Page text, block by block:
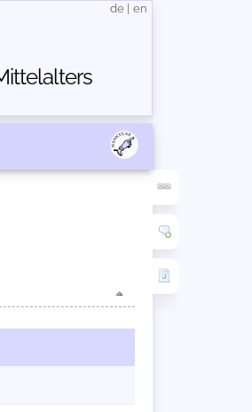
de en